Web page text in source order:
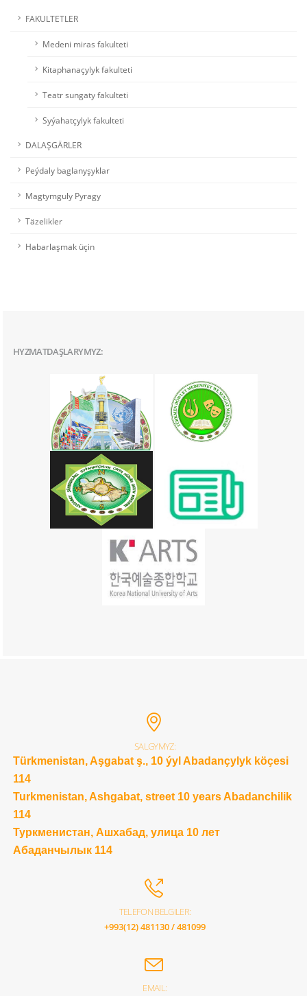
FAKULTETLER
Medeni miras fakulteti
Kitaphanaçylyk fakulteti
Teatr sungaty fakulteti
Syýahatçylyk fakulteti
DALAŞGÄRLER
Peýdaly baglanyşyklar
Magtymguly Pyragy
Täzelikler
Habarlaşmak üçin
HYZMATDAŞLARYMYZ:
SALGYMYZ:
Türkmenistan, Aşgabat ş., 10 ýyl Abadançylyk köçesi
114
Turkmenistan, Ashgabat, street 10 years Abadanchilik
114
Туркменистан, Ашхабад, улица 10 лет
Абаданчылык 114
TELEFON BELGILER:
+993(12) 481130 / 481099
EMAIL: